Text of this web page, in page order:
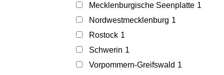
Mecklenburgische Seenplatte 1
Nordwestmecklenburg 1
Rostock 1
Schwerin 1
Vorpommern-Greifswald 1